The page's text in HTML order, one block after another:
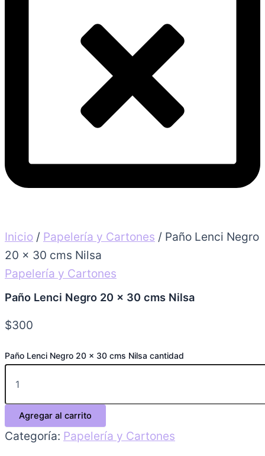
Inicio / Papelería y Cartones / Paño Lenci Negro
20 x 30 cms Nilsa
Papelería y Cartones
Paño Lenci Negro 20 x 30 cms Nilsa
$300
Paño Lenci Negro 20 x 30 cms Nilsa cantidad
Agregar al carrito
Categoría: Papelería y Cartones